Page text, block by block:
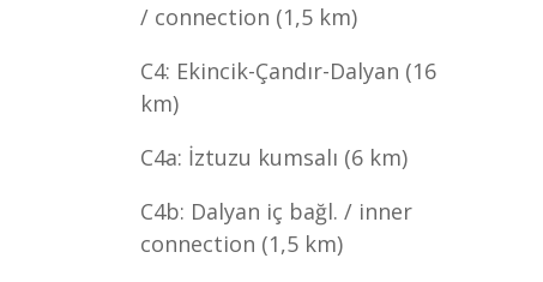
/ connection (1,5 km)
C4: Ekincik-Çandır-Dalyan (16
km)
C4a: İztuzu kumsalı (6 km)
C4b: Dalyan iç bağl. / inner
connection (1,5 km)